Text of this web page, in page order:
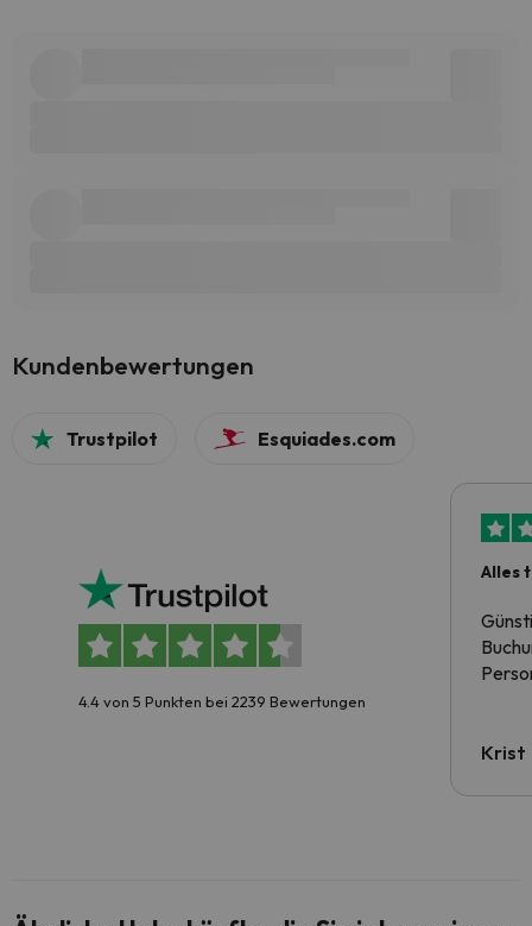
Kundenbewertungen
Trustpilot Esquiades.com
4.4 von 5 Punkten bei 2239 Bewertungen
Alles
Krist